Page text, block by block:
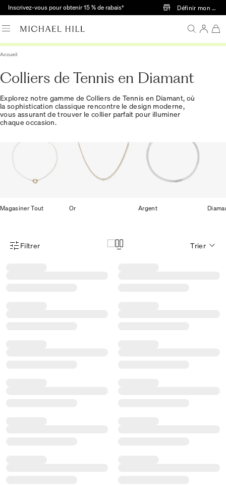
Passer au contenu principal
Inscrivez-vous pour obtenir 15 % de rabais† Définir mon
Accueil
Colliers de Tennis en Diamant
Explorez notre gamme de Colliers de Tennis en Diamant, où
la sophistication classique rencontre le design moderne,
vous assurant de trouver le collier parfait pour illuminer
chaque occasion.
Magasiner Tout Or Argent
Menu des filtres d'articles
Filtrer Trier